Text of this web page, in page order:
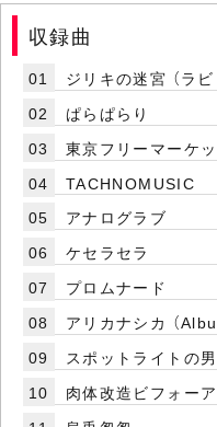
収録曲
01
ジリキの迷宮 （ラビ
02
ぱらぱらり
03
東京フリーマーケッ
04
TACHNOMUSIC
05
アナログラブ
06
ケセラセラ
07
プロムナード
08
アリカナシカ （
09
スポットライトの男
10
肉体改造ビフォー